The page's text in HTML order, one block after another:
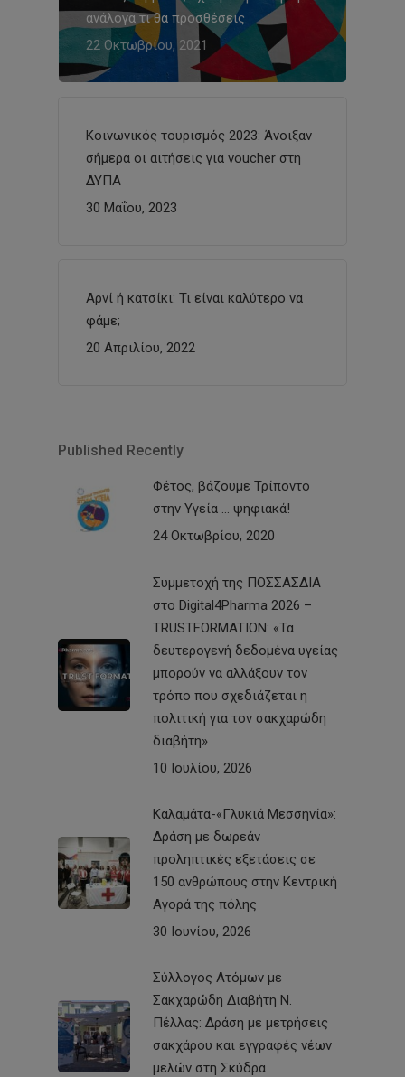
ανάλογα τι θα προσθέσεις
22 Οκτωβρίου, 2021
Κοινωνικός τουρισμός 2023: Άνοιξαν
σήμερα οι αιτήσεις για voucher στη
ΔΥΠΑ
30 Μαΐου, 2023
Αρνί ή κατσίκι: Τι είναι καλύτερο να
φάμε;
20 Απριλίου, 2022
Published Recently
Φέτος, βάζουμε Τρίποντο
στην Υγεία … ψηφιακά!
24 Οκτωβρίου, 2020
Συμμετοχή της ΠΟΣΣΑΣΔΙΑ
στο Digital4Pharma 2026 –
TRUSTFORMATION: «Τα
δευτερογενή δεδομένα υγείας
μπορούν να αλλάξουν τον
τρόπο που σχεδιάζεται η
πολιτική για τον σακχαρώδη
διαβήτη»
10 Ιουλίου, 2026
Καλαμάτα-«Γλυκιά Μεσσηνία»:
Δράση με δωρεάν
προληπτικές εξετάσεις σε
150 ανθρώπους στην Κεντρική
Αγορά της πόλης
30 Ιουνίου, 2026
Σύλλογος Ατόμων με
Σακχαρώδη Διαβήτη Ν.
Πέλλας: Δράση με μετρήσεις
σακχάρου και εγγραφές νέων
μελών στη Σκύδρα